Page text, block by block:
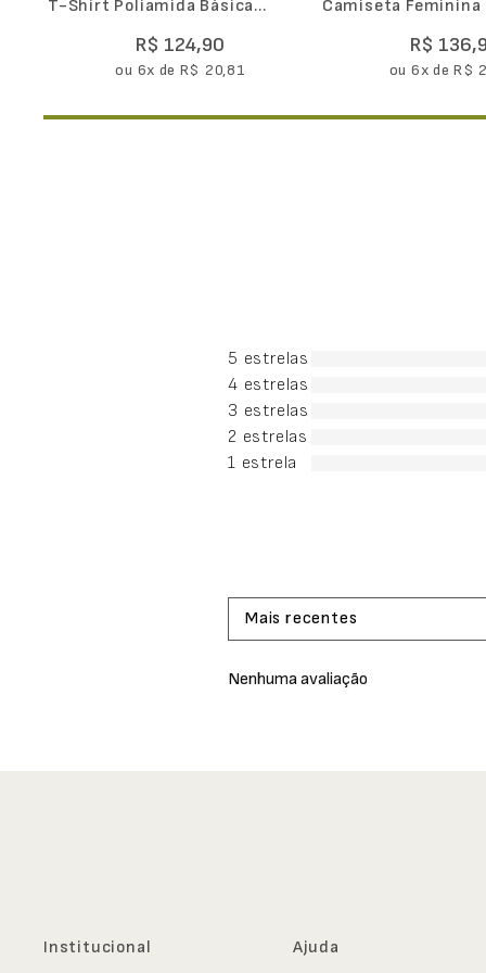
T-Shirt Poliamida Básica
R$ 124,90
ou 6x de R$ 20,81
Camiseta Feminina
R$ 136,
ou 6x deR$
5 estrelas
4 estrelas
3 estrelas
2 estrelas
1 estrela
Mais recentes
Nenhuma avaliação
Institucional Ajuda